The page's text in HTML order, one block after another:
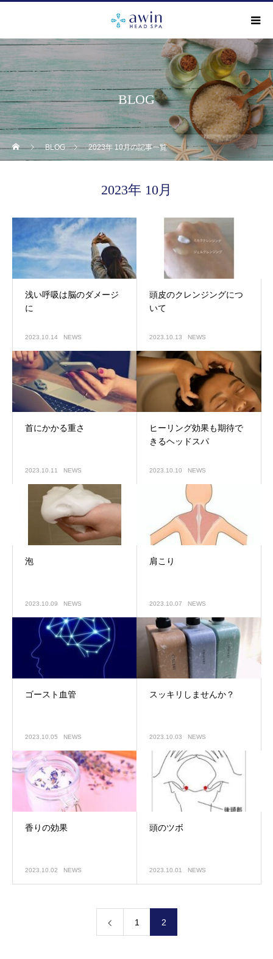
BLOG
BLOG 2023年 10月の記事一覧
2023年 10月
浅い呼吸は脳のダメージ
に
2023.10.14 NEWS
頭皮のクレンジングにつ
いて
2023.10.13 NEWS
首にかかる重さ
2023.10.11 NEWS
ヒーリング効果も期待で
きるヘッドスパ
2023.10.10 NEWS
泡
2023.10.09 NEWS
肩こり
2023.10.07 NEWS
ゴースト血管
2023.10.05 NEWS
スッキリしませんか？
2023.10.03 NEWS
香りの効果
2023.10.02 NEWS
頭のツボ
2023.10.01 NEWS
1 2